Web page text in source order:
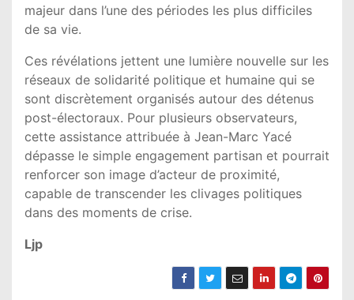
majeur dans l’une des périodes les plus difficiles
de sa vie.
Ces révélations jettent une lumière nouvelle sur les
réseaux de solidarité politique et humaine qui se
sont discrètement organisés autour des détenus
post-électoraux. Pour plusieurs observateurs,
cette assistance attribuée à Jean-Marc Yacé
dépasse le simple engagement partisan et pourrait
renforcer son image d’acteur de proximité,
capable de transcender les clivages politiques
dans des moments de crise.
Ljp